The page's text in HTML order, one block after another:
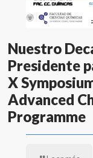
Nuestro
Presidente
X
Advanced
Programme